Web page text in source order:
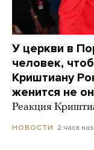
У церкви в
человек,
Криштиану
женится не он
Реакция
НОВОСТИ 2 часа